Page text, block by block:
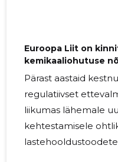
Euroopa Liit on
kemikaaliohutuse
Pärast aastaid
regulatiivset
liikumas lähemale
kehtestamisele